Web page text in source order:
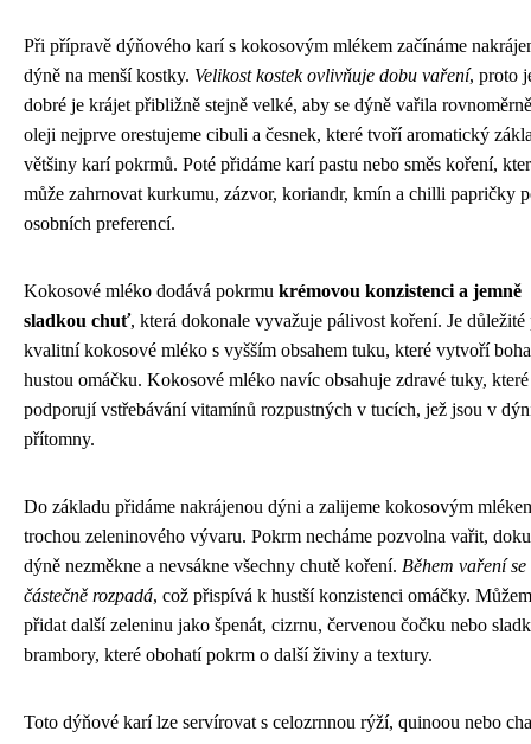
Při přípravě dýňového karí s kokosovým mlékem začínáme
dýně na menší kostky. Velikost kostek ovlivňuje dobu vaření, proto
dobré je krájet přibližně stejně velké, aby se dýně vařila
oleji nejprve orestujeme cibuli a česnek, které tvoří aromatický
většiny karí pokrmů. Poté přidáme karí pastu nebo směs koření,
může zahrnovat kurkumu, zázvor, koriandr, kmín a chilli papričky
osobních preferencí.
Kokosové mléko dodává pokrmu krémovou konzistenci a jemně
sladkou chuť, která dokonale vyvažuje pálivost koření. Je důležité
kvalitní kokosové mléko s vyšším obsahem tuku, které vytvoří
hustou omáčku. Kokosové mléko navíc obsahuje zdravé tuky, které
podporují vstřebávání vitamínů rozpustných v tucích, jež jsou v
přítomny.
Do základu přidáme nakrájenou dýni a zalijeme kokosovým
trochou zeleninového vývaru. Pokrm necháme pozvolna vařit,
dýně nezměkne a nevsákne všechny chutě koření. Během vaření se
částečně rozpadá, což přispívá k hustší konzistenci omáčky.
přidat další zeleninu jako špenát, cizrnu, červenou čočku nebo
brambory, které obohatí pokrm o další živiny a textury.
Toto dýňové karí lze servírovat s celozrnnou rýží, quinoou nebo